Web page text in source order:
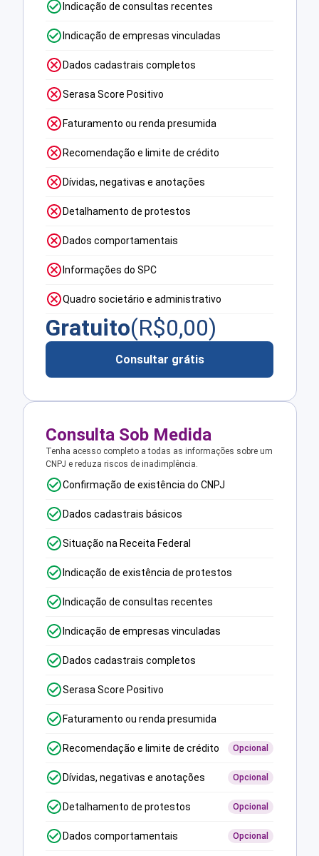
Indicação de consultas recentes
Indicação de empresas vinculadas
Dados cadastrais completos
Serasa Score Positivo
Faturamento ou renda presumida
Recomendação e limite de crédito
Dívidas, negativas e anotações
Detalhamento de protestos
Dados comportamentais
Informações do SPC
Quadro societário e administrativo
Gratuito(R$0,00)
Consultar grátis
Consulta Sob Medida
Tenha acesso completo a todas as informações sobre um
CNPJ e reduza riscos de inadimplência.
Confirmação de existência do CNPJ
Dados cadastrais básicos
Situação na Receita Federal
Indicação de existência de protestos
Indicação de consultas recentes
Indicação de empresas vinculadas
Dados cadastrais completos
Serasa Score Positivo
Faturamento ou renda presumida
Recomendação e limite de crédito Opcional
Dívidas, negativas e anotações Opcional
Detalhamento de protestos Opcional
Dados comportamentais Opcional